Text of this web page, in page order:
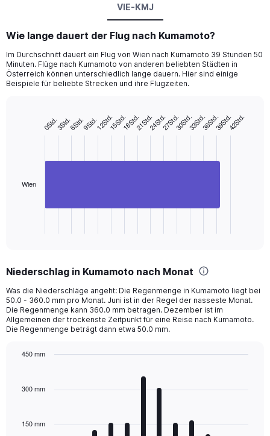
VIE-KMJ
Wie lange dauert der Flug nach Kumamoto?
Im Durchschnitt dauert ein Flug von Wien nach Kumamoto 39 Stunden 50
Minuten. Flüge nach Kumamoto von anderen beliebten Städten in
Österreich können unterschiedlich lange dauern. Hier sind einige
Beispiele für beliebte Strecken und ihre Flugzeiten.
The
Range:
1
categories.
The
chart
has
Y
values.
to
Wien
0Std.3Std.6Std.9Std.12Std.15Std.18Std.21Std.24Std.27Std.30Std.33Std.36Std.39Std.42Std.
Niederschlag in Kumamoto nach Monat
Was die Niederschläge angeht: Die Regenmenge in Kumamoto liegt bei
50.0 - 360.0 mm pro Monat. Juni ist in der Regel der nasseste Monat.
Die Regenmenge kann 360.0 mm betragen. Dezember ist im
Allgemeinen der trockenste Zeitpunkt für eine Reise nach Kumamoto.
Die Regenmenge beträgt dann etwa 50.0 mm.
with
The
150 mm
300 mm
450 mm